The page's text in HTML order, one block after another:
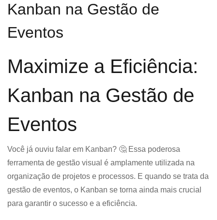
Kanban na Gestão de
Eventos
Maximize a Eficiência:
Kanban na Gestão de
Eventos
Você já ouviu falar em Kanban? 🤔 Essa poderosa
ferramenta de gestão visual é amplamente utilizada na
organização de projetos e processos. E quando se trata da
gestão de eventos, o Kanban se torna ainda mais crucial
para garantir o sucesso e a eficiência.